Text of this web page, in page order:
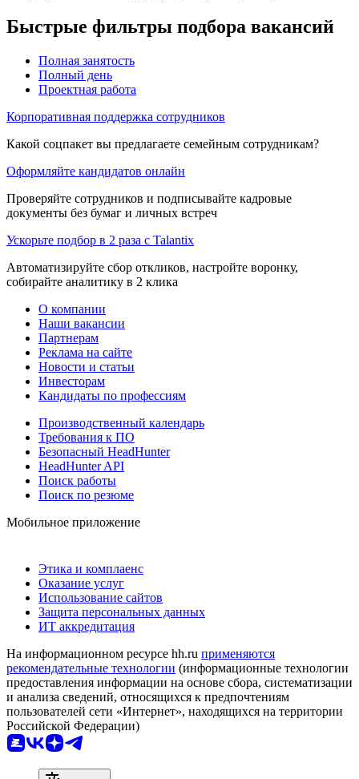
Быстрые фильтры подбора вакансий
Полная занятость
Полный день
Проектная работа
Корпоративная поддержка сотрудников
Какой соцпакет вы предлагаете семейным сотрудникам?
Оформляйте кандидатов онлайн
Проверяйте сотрудников и подписывайте кадровые
документы без бумаг и личных встреч
Ускорьте подбор в 2 раза с Talantix
Автоматизируйте сбор откликов, настройте воронку,
собирайте аналитику в 2 клика
О компании
Наши вакансии
Партнерам
Реклама на сайте
Новости и статьи
Инвесторам
Кандидаты по профессиям
Производственный календарь
Требования к ПО
Безопасный HeadHunter
HeadHunter API
Поиск работы
Поиск по резюме
Мобильное приложение
Этика и комплаенс
Оказание услуг
Использование сайтов
Защита персональных данных
ИТ аккредитация
На информационном ресурсе hh.ru применяются
рекомендательные технологии (информационные технологии
предоставления информации на основе сбора, систематизации
и анализа сведений, относящихся к предпочтениям
пользователей сети «Интернет», находящихся на территории
Российской Федерации)